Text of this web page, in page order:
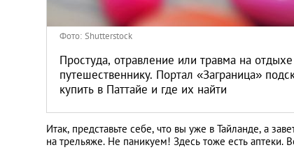
Пхукет
Санкт-Петербург
Фото: Shutterstock
Простуда, отравление или травма на
путешественнику. Портал «Заграница»
купить в Паттайе и где их найти
Итак, представьте себе, что вы уже в Тайланде, а
на трельяже. Не паникуем! Здесь тоже есть